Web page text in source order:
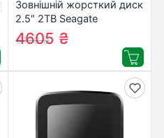
Зовнішній жорсткий диск
2.5″ 2TB Seagate
(STJL2000400)
6172₴
4605 ₴